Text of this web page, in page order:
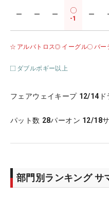
ー ー ー
-1
ー
アルバトロス イーグル バー
ダブルボギー以上
フェアウェイキープ 12/14
パット数 28パーオン 12/18
部門別ランキング サ